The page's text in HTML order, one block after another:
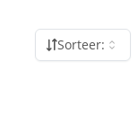
Sorteer: